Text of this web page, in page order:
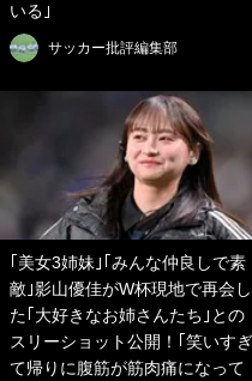
いる｣
サッカー批評編集部
｢美女3姉妹｣｢みんな仲良しで素
敵｣影山優佳がW杯現地で再会し
た｢大好きなお姉さんたち｣との
スリーショット公開！｢笑いすぎ
て帰りに腹筋が筋肉痛になって